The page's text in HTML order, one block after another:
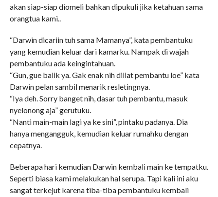
akan siap-siap diomeli bahkan dipukuli jika ketahuan sama
orangtua kami..
“Darwin dicariin tuh sama Mamanya”, kata pembantuku
yang kemudian keluar dari kamarku. Nampak di wajah
pembantuku ada keingintahuan.
“Gun, gue balik ya. Gak enak nih diliat pembantu loe” kata
Darwin pelan sambil menarik resletingnya.
“Iya deh. Sorry banget nih, dasar tuh pembantu, masuk
nyelonong aja” gerutuku.
“Nanti main-main lagi ya ke sini”, pintaku padanya. Dia
hanya mengangguk, kemudian keluar rumahku dengan
cepatnya.
Beberapa hari kemudian Darwin kembali main ke tempatku.
Seperti biasa kami melakukan hal serupa. Tapi kali ini aku
sangat terkejut karena tiba-tiba pembantuku kembali